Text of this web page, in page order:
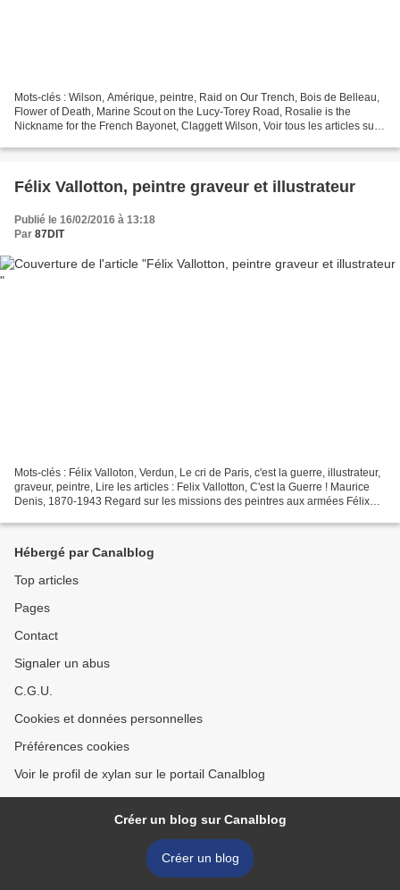
Mots-clés : Wilson, Amérique, peintre, Raid on Our Trench, Bois de Belleau,
Flower of Death, Marine Scout on the Lucy-Torey Road, Rosalie is the
Nickname for the French Bayonet, Claggett Wilson, Voir tous les articles sur
Félix Vallotton, peintre graveur et illustrateur
Publié le 16/02/2016 à 13:18
Par 87DIT
Mots-clés : Félix Valloton, Verdun, Le cri de Paris, c'est la guerre, illustrateur,
graveur, peintre, Lire les articles : Felix Vallotton, C'est la Guerre ! Maurice
Denis, 1870-1943 Regard sur les missions des peintres aux armées Félix
Hébergé par Canalblog
Top articles
Pages
Contact
Signaler un abus
C.G.U.
Cookies et données personnelles
Préférences cookies
Voir le profil de xylan sur le portail Canalblog
Créer un blog sur Canalblog
Créer un blog